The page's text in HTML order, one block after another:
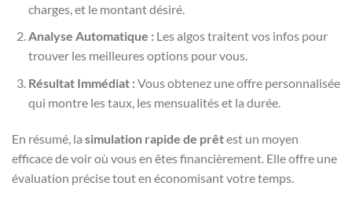
charges, et le montant désiré.
Analyse Automatique :Les algos traitent vos infos pour
trouver les meilleures options pour vous.
Résultat Immédiat :Vous obtenez une offre personnalisée
qui montre les taux, les mensualités et la durée.
En résumé, la simulation rapide de prêtest un moyen
efficace de voir où vous en êtes financièrement. Elle offre une
évaluation précise tout en économisant votre temps.